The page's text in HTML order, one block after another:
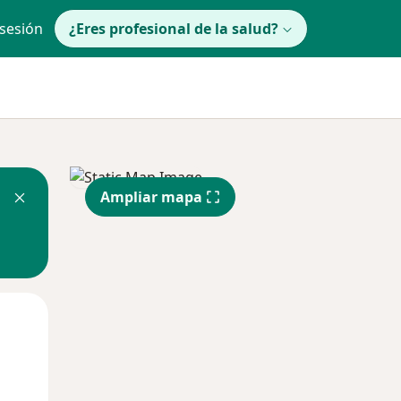
¿Eres profesional de la salud?
Ampliar mapa